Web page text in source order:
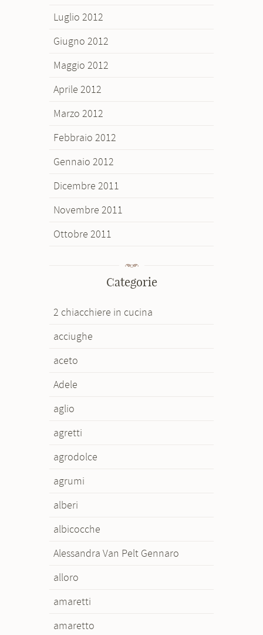
Luglio 2012
Giugno 2012
Maggio 2012
Aprile 2012
Marzo 2012
Febbraio 2012
Gennaio 2012
Dicembre 2011
Novembre 2011
Ottobre 2011
Categorie
2 chiacchiere in cucina
acciughe
aceto
Adele
aglio
agretti
agrodolce
agrumi
alberi
albicocche
Alessandra Van Pelt Gennaro
alloro
amaretti
amaretto